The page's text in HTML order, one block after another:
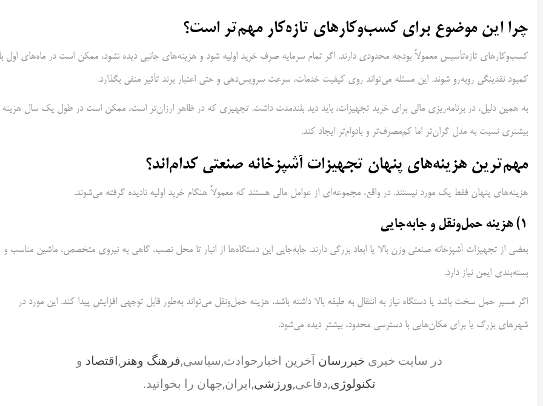
چرا این موضوع برای کسب‌وکارهای تازه‌کار مهم‌تر است؟
کسب‌وکارهای تازه‌تأسیس معمولاً بودجه محدودی دارند. اگر تمام سرمایه صرف خرید اولیه شود و هزینه‌های جانبی دیده نشود، ممکن است در ماه‌های اول
کمبود نقدینگی روبه‌رو شوند. این مسئله می‌تواند روی کیفیت خدمات، سرعت سرویس‌دهی و حتی اعتبار برند تأثیر منفی بگذارد.
به همین دلیل، در برنامه‌ریزی مالی برای خرید تجهیزات، باید دید بلندمدت داشت. تجهیزی که در ظاهر ارزان‌تر است، ممکن است در طول یک سال هزینه
بیشتری نسبت به مدل گران‌تر اما کم‌مصرف‌تر و بادوام‌تر ایجاد کند.
مهم‌ترین هزینه‌های پنهان تجهیزات آشپزخانه صنعتی کدام‌اند؟
هزینه‌های پنهان فقط یک مورد نیستند. در واقع، مجموعه‌ای از عوامل مالی هستند که معمولاً هنگام خرید اولیه نادیده گرفته می‌شوند.
1) هزینه حمل‌ونقل و جابه‌جایی
بعضی از تجهیزات آشپزخانه صنعتی وزن بالا یا ابعاد بزرگی دارند. جابه‌جایی این دستگاه‌ها از انبار تا محل نصب، گاهی به نیروی متخصص، ماشین مناسب و
بسته‌بندی ایمن نیاز دارد.
اگر مسیر حمل سخت باشد یا دستگاه نیاز به انتقال به طبقه بالا داشته باشد، هزینه حمل‌ونقل می‌تواند به‌طور قابل توجهی افزایش پیدا کند. این مورد در
شهرهای بزرگ یا برای مکان‌هایی با دسترسی محدود، بیشتر دیده می‌شود.
در سایت خبری خبررسان آخرین اخبارحوادث,سیاسی,فرهنگ وهنر ,اقتصاد و
تکنولوژی,دفاعی,ورزشی,ایران,جهان را بخوانید.